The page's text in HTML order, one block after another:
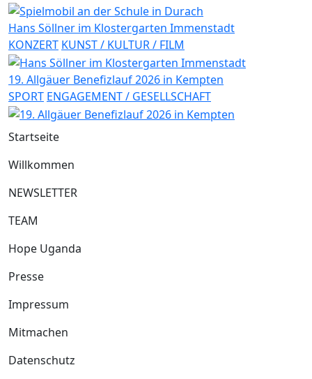
Hans Söllner im Klostergarten Immenstadt
KONZERT KUNST / KULTUR / FILM
19. Allgäuer Benefizlauf 2026 in Kempten
SPORT ENGAGEMENT / GESELLSCHAFT
Startseite
Willkommen
NEWSLETTER
TEAM
Hope Uganda
Presse
Impressum
Mitmachen
Datenschutz